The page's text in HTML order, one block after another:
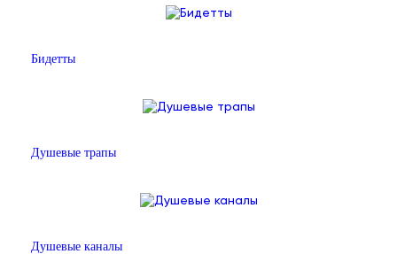
Бидетты
Душевые трапы
Душевые каналы